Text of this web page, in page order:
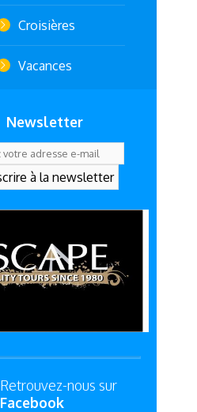
Croisières
Vacances
Newsletter
Retrouvez-nous sur
Facebook